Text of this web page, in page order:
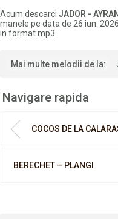
Acum descarci JADOR - AYRAN
manele pe data de 26 iun.
in format mp3.
Mai multe melodii de la:
Navigare rapida
COCOS DE LA
BERECHET – PLANGI